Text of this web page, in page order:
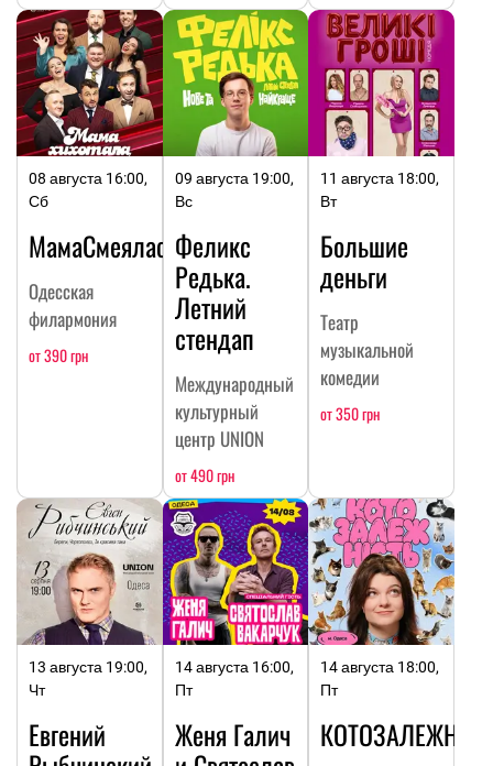
08 августа 16:00,
Сб
МамаСмеялась
Одесская
филармония
от 390 грн
09 августа 19:00,
Вс
Феликс
Редька.
Летний
стендап
Международный
культурный
центр UNION
от 490 грн
11 августа 18:00,
Вт
Большие
деньги
Театр
музыкальной
комедии
от 350 грн
13 августа 19:00,
Чт
Евгений
14 августа 16:00,
Пт
Женя Галич
14 августа 18:00,
Пт